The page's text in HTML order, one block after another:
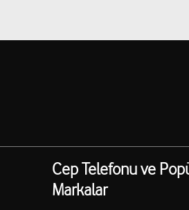
Cep Telefonu ve
Markalar